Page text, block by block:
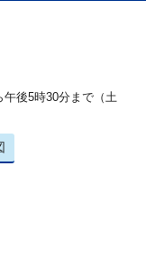
後5時30分まで（土